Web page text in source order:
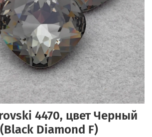
4470, цвет Черный
Diamond F)